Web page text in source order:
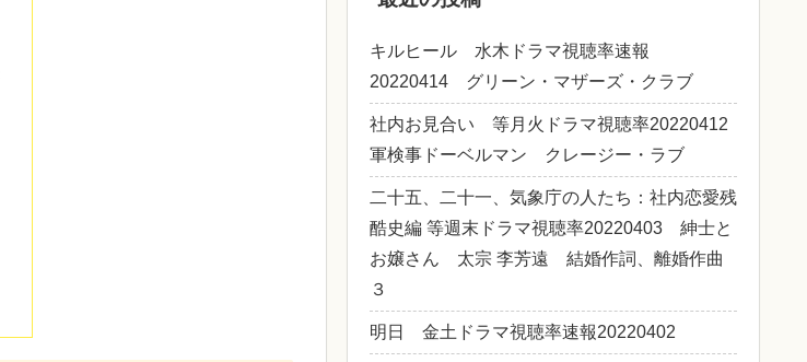
キルヒール 水木ドラマ視聴率速報
20220414 グリーン・マザーズ・クラブ
社内お見合い 等月火ドラマ視聴率20220412
軍検事ドーベルマン クレージー・ラブ
二十五、二十一、気象庁の人たち：社内恋愛残
酷史編 等週末ドラマ視聴率20220403 紳士と
お嬢さん 太宗 李芳遠 結婚作詞、離婚作曲
３
明日 金土ドラマ視聴率速報20220402